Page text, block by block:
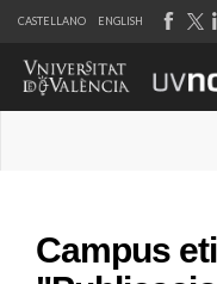
CASTELLANO ENGLISH
Campus